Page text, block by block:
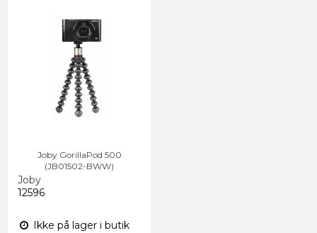
Joby GorillaPod 500
(JB01502-BWW)
Joby
12596
Ikke på lager i butik